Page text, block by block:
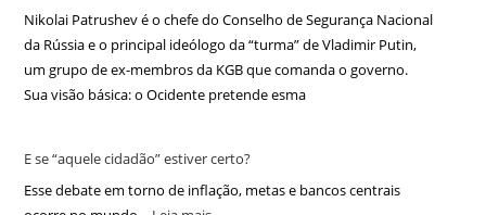
Nikolai Patrushev é o chefe do Conselho de Segurança Nacional
da Rússia e o principal ideólogo da “turma” de Vladimir Putin,
um grupo de ex-membros da KGB que comanda o governo.
Sua visão básica: o Ocidente pretende esma
E se “aquele cidadão” estiver certo?
Esse debate em torno de inflação, metas e bancos centrais